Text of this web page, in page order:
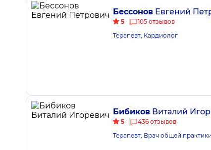
Бессонов Евгений
5
105 отзывов
Терапевт; Кардиолог
Бибиков Виталий
5
436 отзывов
Терапевт; Врач общей